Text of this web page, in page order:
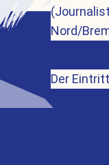
Nord/
Der